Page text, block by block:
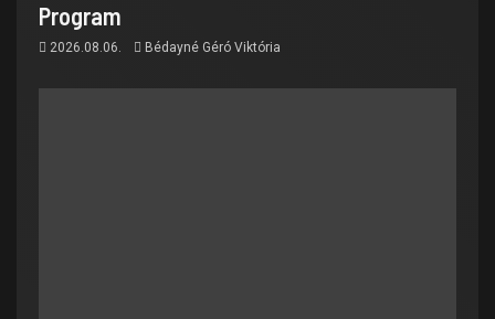
Program
2026.08.06. Bédayné Géró Viktória